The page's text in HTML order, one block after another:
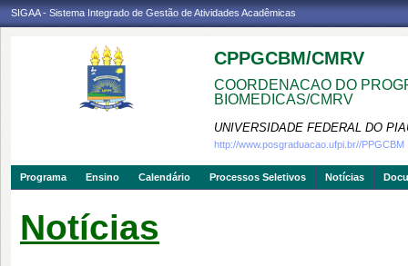
SIGAA - Sistema Integrado de Gestão de Atividades Acadêmicas
CPPGCBM/CMRV
COORDENACAO DO
BIOMEDICAS/CMRV
UNIVERSIDADE FEDERAL DO
http://www.posgraduacao.ufpi.br//PPGCBM
Programa Ensino Calendário Processos Seletivos Notícias
Notícias